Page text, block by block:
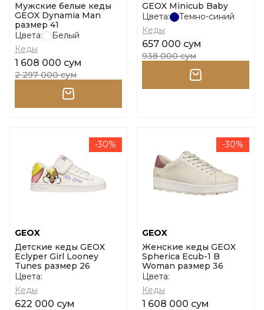
Мужские белые кеды
GEOX Dynamia Man
размер 41
Цвета:
Белый
Кеды
1 608 000 сум
2 297 000 сум
GEOX Minicub Baby
Цвета:
Темно-синий
Кеды
657 000 сум
938 000 сум
-30%
GEOX
Детские кеды GEOX
Eclyper Girl Looney
Tunes размер 26
Цвета:
Кеды
622 000 сум
-30%
GEOX
Женские кеды GEOX
Spherica Ecub-1 B
Woman размер 36
Цвета:
Кеды
1 608 000 сум